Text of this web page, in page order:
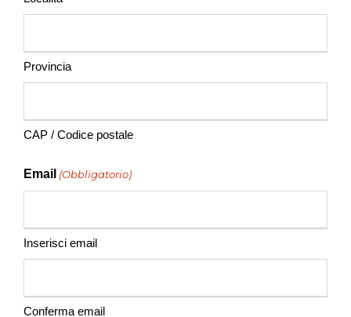
Provincia
CAP / Codice postale
Email (Obbligatorio)
Inserisci email
Conferma email